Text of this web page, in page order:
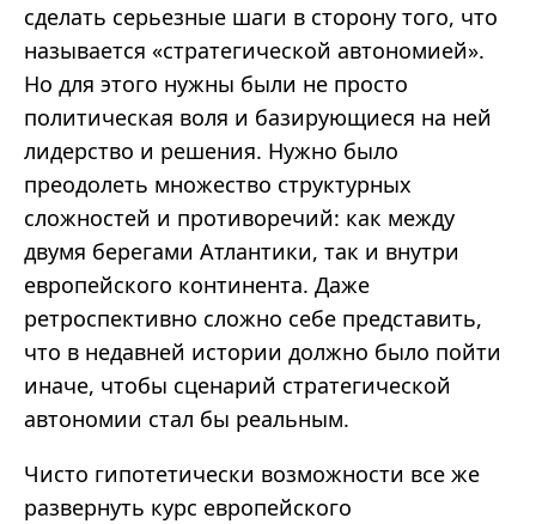
сделать серьезные шаги в сторону того, что
называется «стратегической автономией».
Но для этого нужны были не просто
политическая воля и базирующиеся на ней
лидерство и решения. Нужно было
преодолеть множество структурных
сложностей и противоречий: как между
двумя берегами Атлантики, так и внутри
европейского континента. Даже
ретроспективно сложно себе представить,
что в недавней истории должно было пойти
иначе, чтобы сценарий стратегической
автономии стал бы реальным.
Чисто гипотетически возможности все же
развернуть курс европейского